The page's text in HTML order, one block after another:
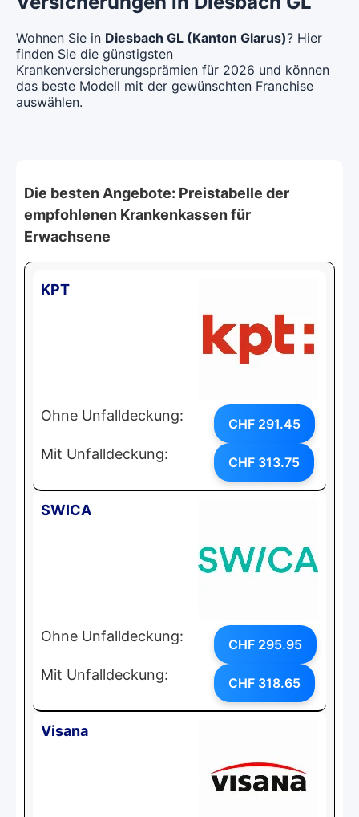
Wohnen Sie in Diesbach GL (Kanton Glarus)? Hier
finden Sie die günstigsten
Krankenversicherungsprämien für 2026 und können
das beste Modell mit der gewünschten Franchise
auswählen.
Die besten Angebote: Preistabelle der
empfohlenen Krankenkassen für
Erwachsene
KPT
Ohne Unfalldeckung: CHF 291.45
Mit Unfalldeckung: CHF 313.75
SWICA
Ohne Unfalldeckung: CHF 295.95
Mit Unfalldeckung: CHF 318.65
Visana